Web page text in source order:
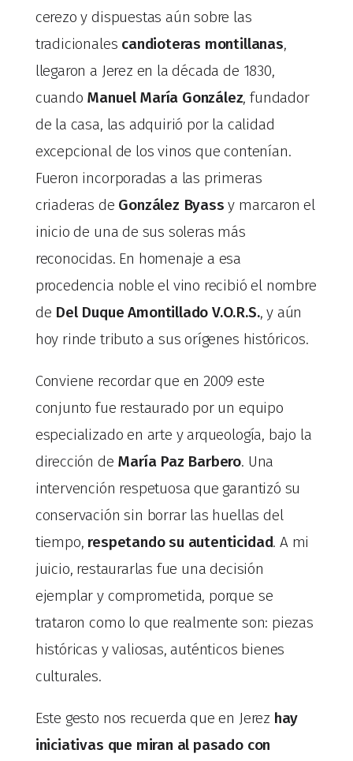
cerezo y dispuestas aún sobre las
tradicionales candioteras montillanas,
llegaron a Jerez en la década de 1830,
cuando Manuel María González, fundador
de la casa, las adquirió por la calidad
excepcional de los vinos que contenían.
Fueron incorporadas a las primeras
criaderas de González Byass y marcaron el
inicio de una de sus soleras más
reconocidas. En homenaje a esa
procedencia noble el vino recibió el nombre
de Del Duque Amontillado V.O.R.S., y aún
hoy rinde tributo a sus orígenes históricos.
Conviene recordar que en 2009 este
conjunto fue restaurado por un equipo
especializado en arte y arqueología, bajo la
dirección de María Paz Barbero. Una
intervención respetuosa que garantizó su
conservación sin borrar las huellas del
tiempo, respetando su autenticidad. A mi
juicio, restaurarlas fue una decisión
ejemplar y comprometida, porque se
trataron como lo que realmente son: piezas
históricas y valiosas, auténticos bienes
culturales.
Este gesto nos recuerda que en Jerez hay
iniciativas que miran al pasado con